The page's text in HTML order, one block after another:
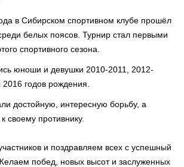
в Сибирском спортивном клубе прошёл
белых поясов. Турнир стал первыми
спортивного сезона.
юноши и девушки 2010-2011, 2012-
годов рождения.
достойную, интересную борьбу, а
своему противнику.
и поздравляем всех с успешный
побед, новых высот и заслуженных